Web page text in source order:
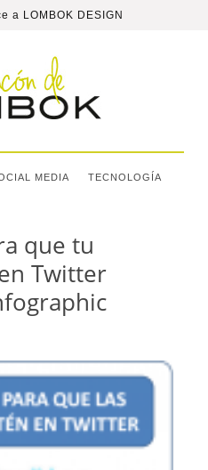
a LOMBOK DESIGN
MEDIA TECNOLOGÍA
que tu
Twitter